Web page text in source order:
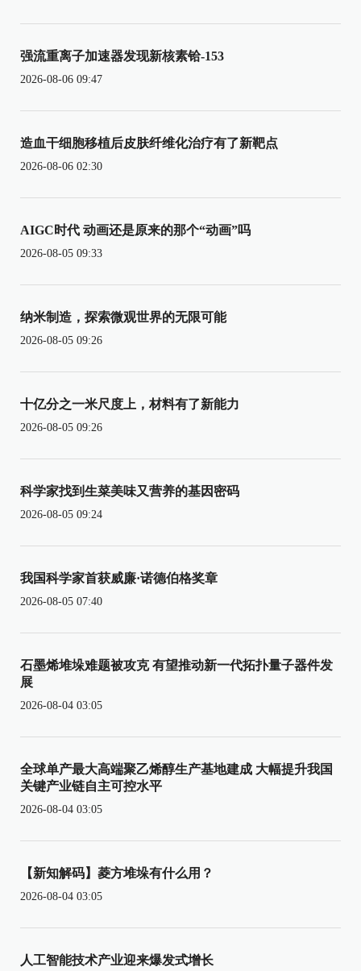
强流重离子加速器发现新核素铪-153
2026-08-06 09:47
造血干细胞移植后皮肤纤维化治疗有了新靶点
2026-08-06 02:30
AIGC时代 动画还是原来的那个“动画”吗
2026-08-05 09:33
纳米制造，探索微观世界的无限可能
2026-08-05 09:26
十亿分之一米尺度上，材料有了新能力
2026-08-05 09:26
科学家找到生菜美味又营养的基因密码
2026-08-05 09:24
我国科学家首获威廉·诺德伯格奖章
2026-08-05 07:40
石墨烯堆垛难题被攻克 有望推动新一代拓扑量子器件发
展
2026-08-04 03:05
全球单产最大高端聚乙烯醇生产基地建成 大幅提升我国
关键产业链自主可控水平
2026-08-04 03:05
【新知解码】菱方堆垛有什么用？
2026-08-04 03:05
人工智能技术产业迎来爆发式增长